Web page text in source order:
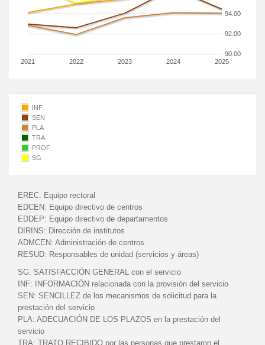
2021 2022 2023 2024 2025
90.00
92.00
94.00
INF
SEN
PLA
TRA
PROF
SG
EREC: Equipo rectoral
EDCEN: Equipo directivo de centros
EDDEP: Equipo directivo de departamentos
DIRINS: Dirección de institutos
ADMCEN: Administración de centros
RESUD: Responsables de unidad (servicios y áreas)
SG: SATISFACCIÓN GENERAL con el servicio
INF:
INFORMACIÓN relacionada con la provisión del servicio
SEN: SENCILLEZ de los mecanismos de solicitud para la
prestación del servicio
PLA: ADECUACIÓN DE LOS PLAZOS en la prestación del
servicio
TRA: TRATO RECIBIDO por las personas que prestaron el